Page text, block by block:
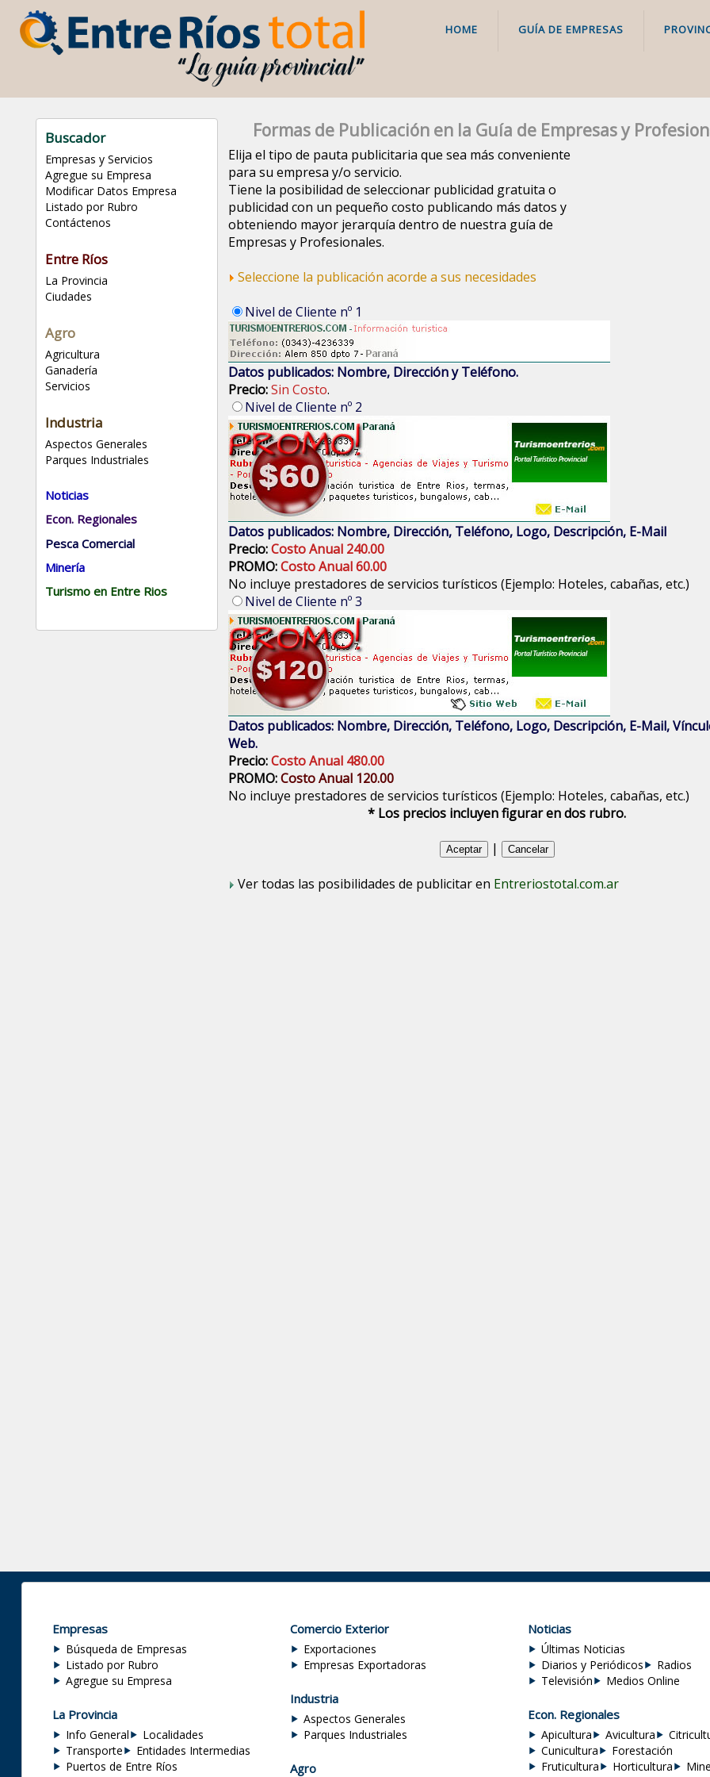
HOME GUÍA DE EMPRESAS
Buscador
Empresas y Servicios
Agregue su Empresa
Modificar Datos Empresa
Listado por Rubro
Contáctenos
Entre Ríos
La Provincia
Ciudades
Agro
Agricultura
Ganadería
Servicios
Industria
Aspectos Generales
Parques Industriales
Noticias
Econ. Regionales
Pesca Comercial
Minería
Turismo en Entre Rios
Formas de Publicación en la Guía de Empresas y
Elija el tipo de pauta publicitaria que sea más conveniente
para su empresa y/o servicio.
Tiene la posibilidad de seleccionar publicidad gratuita o
publicidad con un pequeño costo publicando más datos y
obteniendo mayor jerarquía dentro de nuestra guía de
Empresas y Profesionales.
Seleccione la publicación acorde a sus necesidades
Nivel de Cliente nº 1
Datos publicados: Nombre, Dirección y Teléfono.
Precio:Sin Costo.
Nivel de Cliente nº 2
Datos publicados: Nombre, Dirección, Teléfono, Logo, Descripción, E-Mail
Precio:Costo Anual 240.00
PROMO:Costo Anual 60.00
No incluye prestadores de servicios turísticos (Ejemplo: Hoteles, cabañas, etc.)
Nivel de Cliente nº 3
Datos publicados: Nombre, Dirección, Teléfono, Logo, Descripción, E-Mail,
Web.
Precio:Costo Anual 480.00
PROMO:Costo Anual 120.00
No incluye prestadores de servicios turísticos (Ejemplo: Hoteles, cabañas, etc.)
* Los precios incluyen figurar en dos rubro.
|
Ver todas las posibilidades de publicitar en Entreriostotal.com.ar
Empresas
Búsqueda de Empresas
Listado por Rubro
Agregue su Empresa
La Provincia
Info General
Localidades
Transporte
Entidades Intermedias
Puertos de Entre Ríos
Comercio Exterior
Exportaciones
Empresas Exportadoras
Industria
Aspectos Generales
Parques Industriales
Agro
Noticias
Últimas Noticias
Diarios y Periódicos
Radios
Televisión
Medios Online
Econ. Regionales
Apicultura Avicultura
Cunicultura
Forestación
Fruticultura
Horticultura